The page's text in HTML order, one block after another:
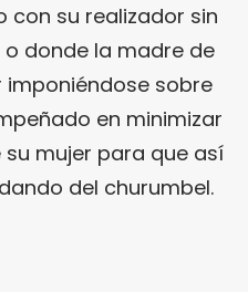
con su realizador sin
donde la madre de
sobre
en minimizar
mujer para que así
del churumbel.